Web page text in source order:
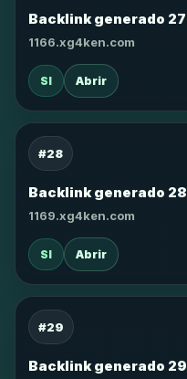
Backlink generado 27
1166.xg4ken.com
SI Abrir
#28
Backlink generado 28
1169.xg4ken.com
SI Abrir
#29
Backlink generado 29